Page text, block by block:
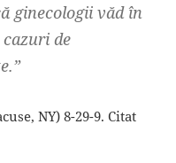
ginecologii văd în
de
NY) 8-29-9. Citat